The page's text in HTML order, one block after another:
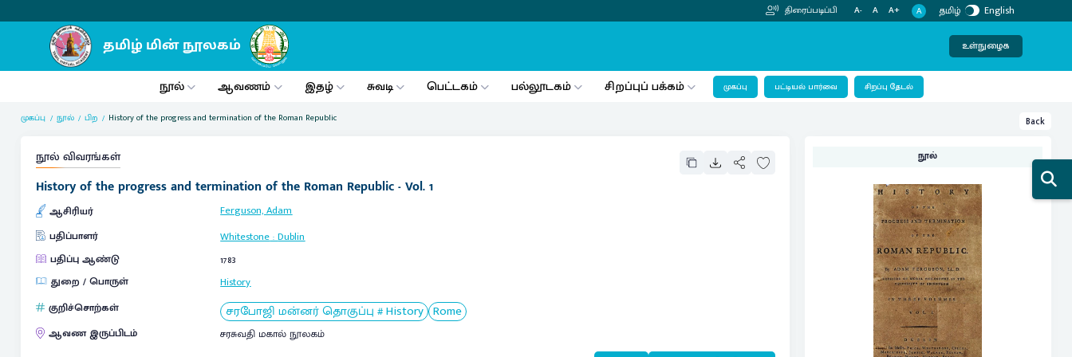
திரைப்படிப்பி A- A A+ A தமிழ் English
உள்நுழைக
நூல் ஆவணம் இதழ் சுவடி பெட்டகம் பல்லூடகம் சிறப்புப் பக்கம் முகப்பு பட்டியல் பார்வை சிறப்பு தேடல்
முகப்பு நூல் பிற History of the progress and termination of the Roman Republic Back
நூல் விவரங்கள்
History of the progress and termination of the Roman Republic - Vol. 1
ஆசிரியர்
Ferguson, Adam
பதிப்பாளர்
Whitestone:Dublin
பதிப்பு ஆண்டு
1783
துறை / பொருள்
History
குறிச்சொற்கள்
சரபோஜி மன்னர் தொகுப்பு # History Rome
ஆவண இருப்பிடம் சரசுவதி மகால் நூலகம்
நூல்